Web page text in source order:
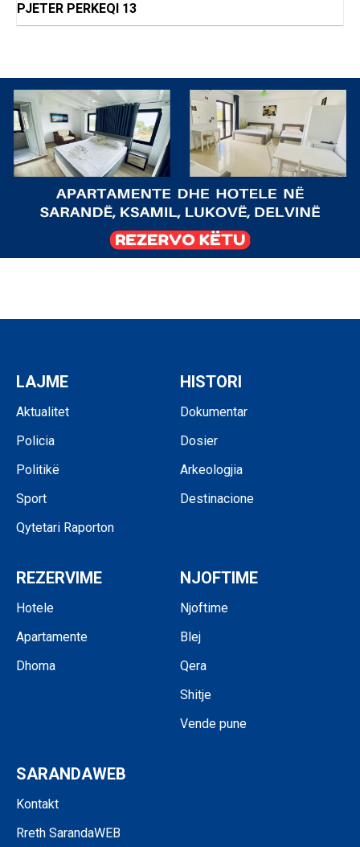
PJETER PERKEQI 13
LAJME
Aktualitet
Policia
Politikë
Sport
Qytetari Raporton
HISTORI
Dokumentar
Dosier
Arkeologjia
Destinacione
REZERVIME
Hotele
Apartamente
Dhoma
NJOFTIME
Njoftime
Blej
Qera
Shitje
Vende pune
SARANDAWEB
Kontakt
Rreth SarandaWEB